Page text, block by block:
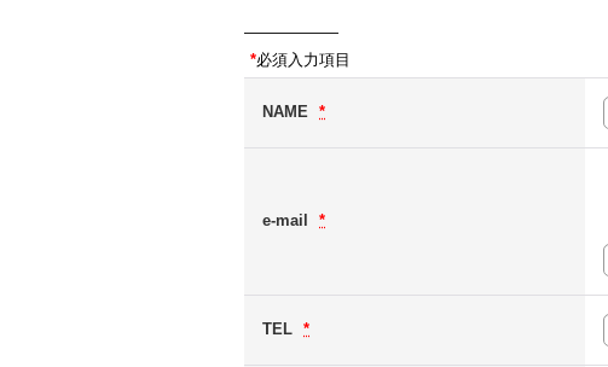
――――――
*必須入力項目
NAME *
e-mail *
TEL *